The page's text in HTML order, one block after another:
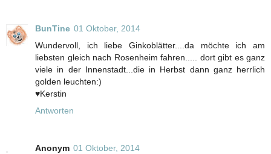
BunTine 01 Oktober, 2014
Wundervoll, ich liebe Ginkoblätter....da möchte ich am
liebsten gleich nach Rosenheim fahren..... dort gibt es ganz
viele in der Innenstadt...die in Herbst dann ganz herrlich
golden leuchten:)
♥Kerstin
Antworten
Anonym 01 Oktober, 2014